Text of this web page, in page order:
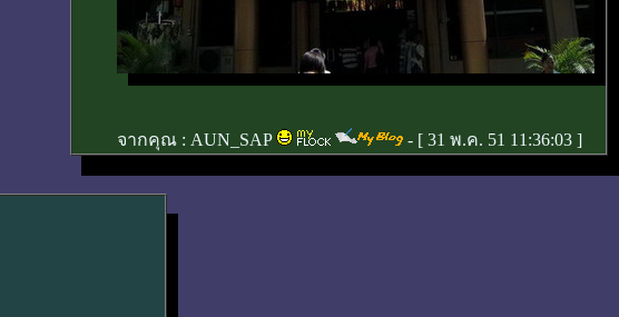
จากคุณ : AUN_SAP - [ 31 พ.ค. 51 11:36:03 ]